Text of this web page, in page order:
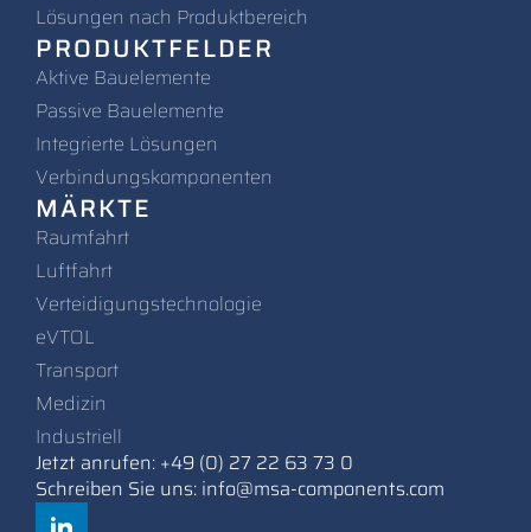
Lösungen nach Produktbereich
PRODUKTFELDER
Aktive Bauelemente
Passive Bauelemente
Integrierte Lösungen
Verbindungskomponenten
MÄRKTE
Raumfahrt
Luftfahrt
Verteidigungstechnologie
eVTOL
Transport
Medizin
Industriell
Jetzt anrufen: +49 (0) 27 22 63 73 0
Schreiben Sie uns: info@msa-components.com